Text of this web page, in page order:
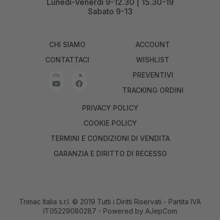
Sabato 9-13
CHI SIAMO
CONTATTACI
ACCOUNT
WISHLIST
PREVENTIVI
TRACKING ORDINI
PRIVACY POLICY
COOKIE POLICY
TERMINI E CONDIZIONI DI VENDITA
GARANZIA E DIRITTO DI RECESSO
Trimac Italia s.r.l. © 2019 Tutti i Diritti Riservati - Partita IVA
IT05229080287 - Powered by AJepCom